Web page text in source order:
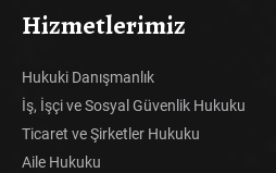
Hizmetlerimiz
Hukuki Danışmanlık
İş, İşçi ve Sosyal Güvenlik Hukuku
Ticaret ve Şirketler Hukuku
Aile Hukuku